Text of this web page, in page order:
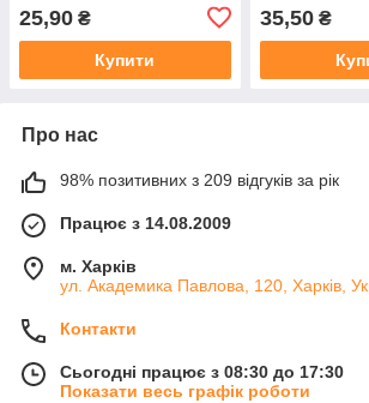
25,90 ₴
Купити
35,50₴
Про нас
98% позитивних з 209 відгуків за рік
Працює з 14.08.2009
м. Харків
ул. Академика Павлова, 120, Харків,
Контакти
Сьогодні працює з 08:30 до 17:30
Показати весь графік роботи